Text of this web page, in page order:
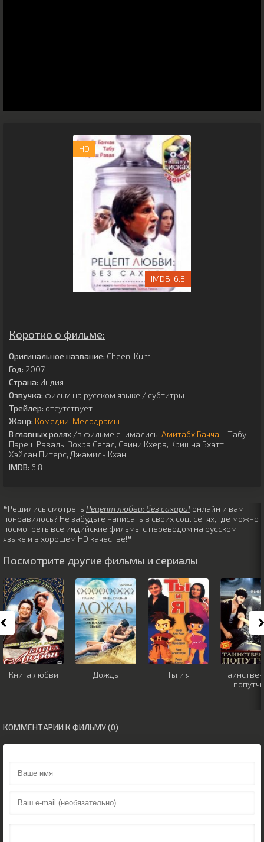
HD
6.8
Коротко о фильме:
Оригинальное название: Cheeni Kum
Год: 2007
Страна: Индия
Озвучка: фильм на русском языке / субтитры
Трейлер: отсутствует
Жанр: Комедии Мелодрамы
В главных ролях /в фильме снимались: Амитабх Баччан, Табу,
Пареш Раваль, Зохра Сегал, Свини Кхера, Кришна Бхатт,
Хэйлан Питерс, Джамиль Кхан
IMDB: 6.8
❝Решились смотреть Рецепт любви: без сахара! онлайн и вам
понравилось? Не забудьте написать в своих соц. сетях, где можно
посмотреть все индийские фильмы с переводом на русском
языке и в хорошем HD качестве!❝
Посмотрите другие фильмы и сериалы
Книга любви Дождь Ты и я
КОММЕНТАРИИ К ФИЛЬМУ (0)